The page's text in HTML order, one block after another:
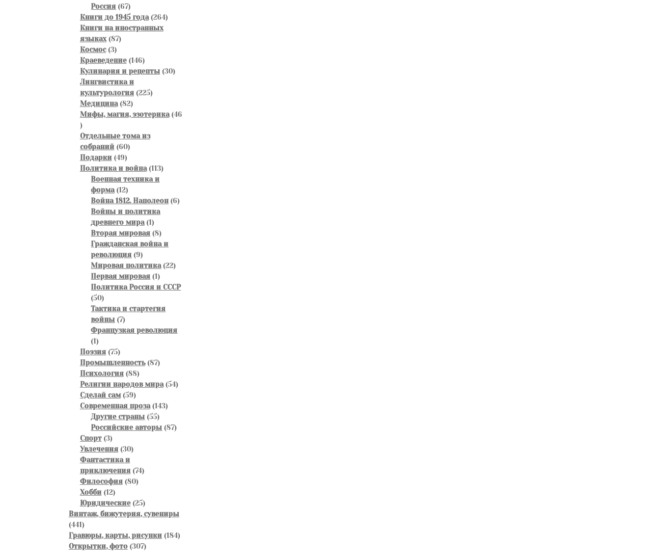
Россия 6767
товаров
Книги до 1945 года 264264
Книги на иностранных
языках 8787
Космос 33
товара
Краеведение 146146
товаров
Кулинария и рецепты 3030
Лингвистика и
культурология 225225
Медицина 8282
товара
Мифы, магия, эзотерика 46
46
товаров
Отдельные тома из
собраний 6060
товаров
Подарки 4949
товаров
Политика и война 113113
Военная техника и
форма 1212
товаров
Война 1812. Наполеон 66
Войны и политика
древнего мира 11
товар
Вторая мировая 88
товаров
Гражданская война и
революция 99
товаров
Мировая политика 2222
Первая мировая 11
товар
Политика Россия и СССР
5050
товаров
Тактика и стартегия
войны 77
товаров
Французкая революция
11
товар
Поэзия 7575
товаров
Промышленность 8787
Психология 8888
товаров
Религии народов мира 5454
Сделай сам 5959
товаров
Современная проза 143143
Другие страны 5555
товаров
Российские авторы 8787
Спорт 33
товара
Увлечения 3030
Фантастика и
приключения 7474
Философия 8080
Хобби 1212
товаров
Юридические 2525
товаров
Винтаж, бижутерия, сувениры
441441
товар
Гравюры, карты, рисунки 184184
Открытки, фото 307307